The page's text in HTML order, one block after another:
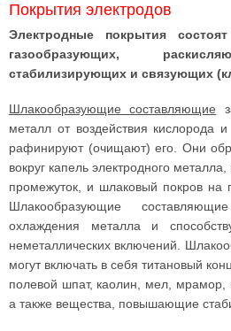
Покрытия электродов
Электродные покрытия
газообразующих,
стабилизирующих и связующих
Шлакообразующие составляющие
металл от воздействия кислорода
рафинируют (очищают) его. Они
вокруг капель электродного
промежуток, и шлаковый покров на
Шлакообразующие
охлаждения металла и
неметаллических включений.
могут включать в себя титановый
полевой шпат, каолин, мел, мрамор,
а также вещества, повышающие